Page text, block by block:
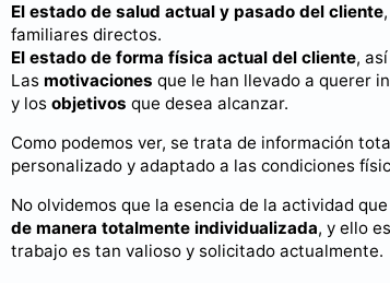
El estado de salud actual y pasado del cliente
familiares directos.
El estado de forma física actual del cliente,
Las motivaciones que le han llevado a querer
y los objetivos que desea alcanzar.
Como podemos ver, se trata de información
personalizado y adaptado a las condiciones
No olvidemos que la esencia de la actividad
de manera totalmente individualizada, y ello
trabajo es tan valioso y solicitado actualmente.